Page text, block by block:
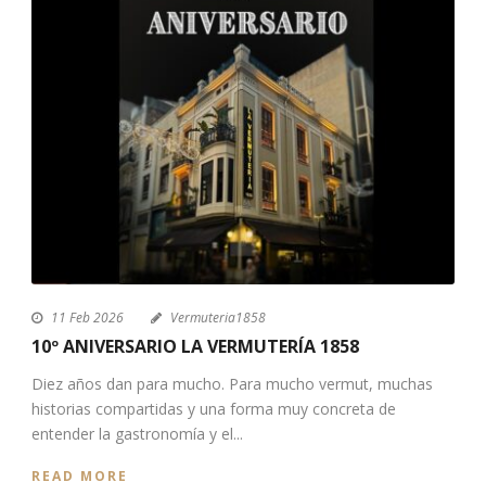
11 Feb 2026 Vermuteria1858
10º ANIVERSARIO LA VERMUTERÍA 1858
Diez años dan para mucho. Para mucho vermut, muchas
historias compartidas y una forma muy concreta de
entender la gastronomía y el...
READ MORE